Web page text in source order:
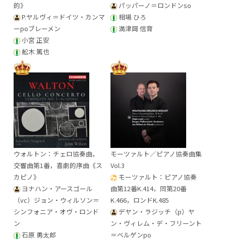
的》
P.ヤルヴィ＝ドイツ・カンマ
ーpoブレーメン
小宮 正安
舩木 篤也
パッパーノ＝ロンドンso
相場 ひろ
満津岡 信育
ウォルトン：チェロ協奏曲，
交響曲第1番，喜劇的序曲《ス
カピノ》
ヨナハン・アースゴール
（vc）ジョン・ウィルソン＝
シンフォニア・オヴ・ロンド
ン
石原 勇太郎
モーツァルト／ピアノ協奏曲集
Vol.3
モーツァルト：ピアノ協奏
曲第12番K.414，同第20番
K.466，ロンドK.485
デヤン・ラジッチ（p）ヤ
ン・ヴィレム・デ・フリーント
＝ベルゲンpo